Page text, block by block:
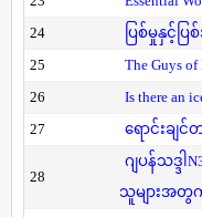
24
ပြစ်မှုနှင့်ပ
25
The Guys
26
Is there an
27
ရောင်းချင်
28
ဂျပန်သဒ္ဒ
သူများအတွ